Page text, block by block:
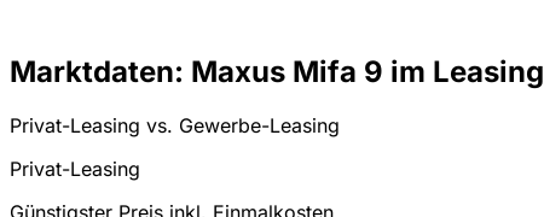
Marktdaten: Maxus Mifa 9 im Leasing
Privat-Leasing vs. Gewerbe-Leasing
Privat-Leasing
Günstigster Preis inkl. Einmalkosten